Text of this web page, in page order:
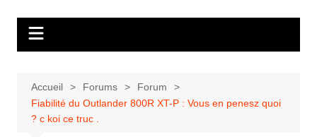
Accueil Forums
Forum
Fiabilité du Outlander 800R XT-P : Vous en penesz quoi
? c koi ce truc .